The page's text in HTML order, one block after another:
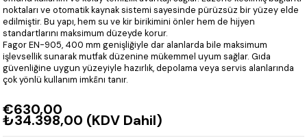
noktaları ve otomatik kaynak sistemi sayesinde pürüzsüz bir yüzey elde
edilmiştir. Bu yapı, hem su ve kir birikimini önler hem de hijyen
standartlarını maksimum düzeyde korur.
Fagor EN-905, 400 mm genişliğiyle dar alanlarda bile maksimum
işlevsellik sunarak mutfak düzenine mükemmel uyum sağlar. Gıda
güvenliğine uygun yüzeyiyle hazırlık, depolama veya servis alanlarında
çok yönlü kullanım imkânı tanır.
€630,00
₺34.398,00 (KDV Dahil)